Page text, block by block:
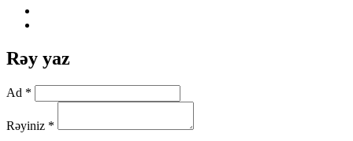
Rəy yaz
Ad *
Rəyiniz *